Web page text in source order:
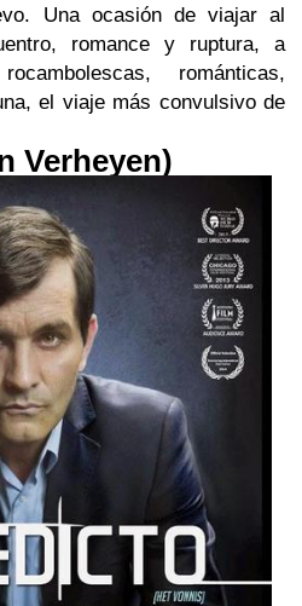
Una ocasión de viajar al
romance y ruptura, a
románticas,
el viaje más convulsivo de
Verheyen)